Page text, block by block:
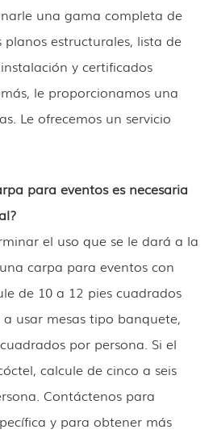
una gama completa de
estructurales, lista de
y certificados
le proporcionamos una
Le ofrecemos un servicio
para eventos es necesaria
el uso que se le dará a la
carpa para eventos con
de 10 a 12 pies cuadrados
usar mesas tipo banquete,
por persona. Si el
calcule de cinco a seis
Contáctenos para
y para obtener más